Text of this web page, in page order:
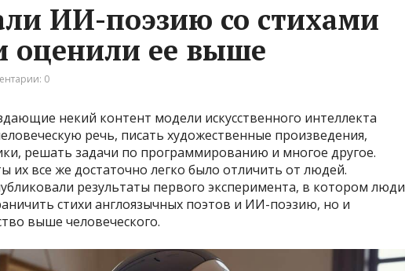
ИИ-поэзию со стихами
оценили ее выше
0
некий контент модели искусственного интеллекта
речь, писать художественные произведения,
решать задачи по программированию и многое другое.
их все же достаточно легко было отличить от людей.
результаты первого эксперимента, в котором люди
стихи англоязычных поэтов и ИИ-поэзию, но и
выше человеческого.